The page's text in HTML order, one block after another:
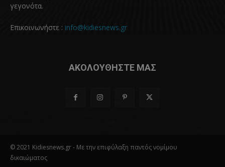
γεγονότα.
Επικοινωνήστε : info@kidiesnews.gr
ΑΚΟΛΟΥΘΗΣΤΕ ΜΑΣ
© 2021 Kidiesnews.gr - Με την επιφύλαξη παντός νομίμου
δικαιώματος